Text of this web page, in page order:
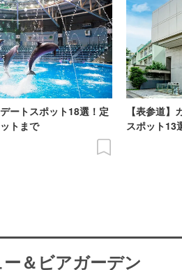
ートスポット18選！定
トまで
【表参道
スポット13
＆ビアガーデン